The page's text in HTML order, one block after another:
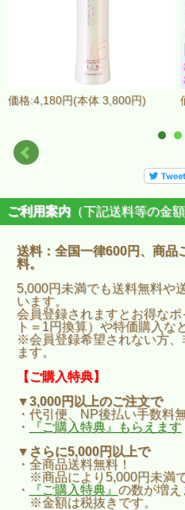
価格:4,180円(本体 3,800円)
ご利用案内 （下記送料等の金
送料：全国一律600円、商品
料。
5,000円未満でも送料無料や
います。
会員登録されますとお得な
ト＝1円換算）や特価購入な
※会員登録希望されない方、
ます。
【ご購入特典】
▼3,000円以上のご注文で
・代引便、NP後払い手数料
・
『ご購入特典』もらえます
▼さらに5,000円以上で
・全商品送料無料！
※商品により5,000円未満
・
『ご購入特典』 の数が増え
※金額は税抜きです。